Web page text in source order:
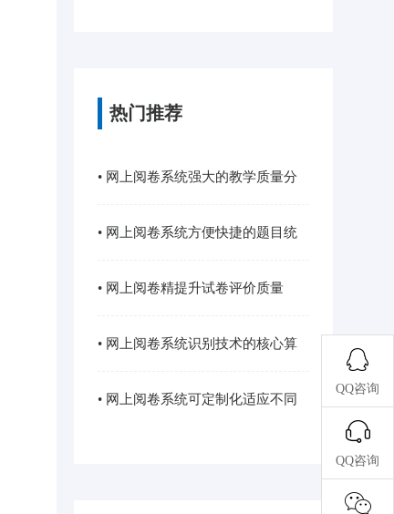
热门推荐
• 网上阅卷系统强大的教学质量分
析功能
• 网上阅卷系统方便快捷的题目统
计及分析···
• 网上阅卷精提升试卷评价质量
• 网上阅卷系统识别技术的核心算
法与优化···
• 网上阅卷系统可定制化适应不同
QQ咨询
QQ咨询